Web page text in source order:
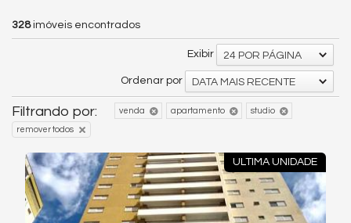
328imóveis encontrados
Exibir 24 POR PÁGINA
Ordenar por DATA MAIS RECENTE
Filtrando por: venda apartamento studio
remover todos
ULTIMA UNIDADE